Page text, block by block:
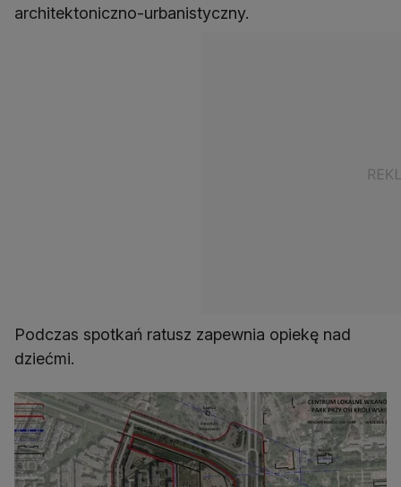
architektoniczno-urbanistyczny.
Podczas spotkań ratusz zapewnia opiekę nad
dziećmi.